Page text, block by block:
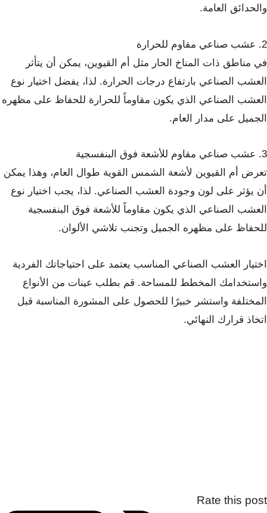
والحدائق العامة.
2. عشب صناعي مقاوم للحرارة
في مناطق ذات المناخ الحار مثل أم القيوين، يمكن أن يتأثر
العشب الصناعي بارتفاع درجات الحرارة. لذا، يفضل اختيار نوع
العشب الصناعي الذي يكون مقاوماً للحرارة للحفاظ على مظهره
الجميل على مدار العام.
3. عشب صناعي مقاوم للأشعة فوق البنفسجية
تعرض أم القيوين لأشعة الشمس القوية طوال العام، وهذا يمكن
أن يؤثر على لون وجودة العشب الصناعي. لذا، يجب اختيار نوع
العشب الصناعي الذي يكون مقاوماً للأشعة فوق البنفسجية
للحفاظ على مظهره الجميل وتجنب تلاشي الألوان.
اختيار العشب الصناعي المناسب يعتمد على احتياجاتك الفردية
واستخدامك المخطط للمساحة. قم بطلب عينات من الأنواع
المختلفة واستشر خبيرًا للحصول على المشورة المناسبة قبل
اتخاذ قرارك النهائي.
Rate this post